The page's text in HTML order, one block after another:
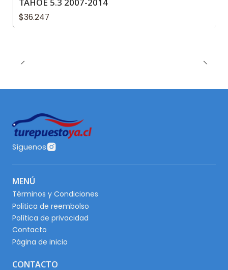
$36.247
Síguenos
MENÚ
Términos y Condiciones
Politica de reembolso
Política de privacidad
Contacto
Página de inicio
CONTACTO